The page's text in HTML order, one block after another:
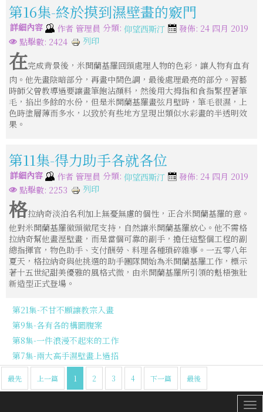
第16集-終於摸到濕壁畫的竅門
詳細內容 作者 管理員 分類: 仰望西斯汀
發佈: 24 四月 2019
點擊數: 2424
列印
在完成背景後，米開蘭基羅回頭處理人物的色彩，讓人物有血有
肉。他先畫陰暗部分，再畫中間色調，最後處理最亮的部分。習藝
時師父曾教導過要讓畫筆飽沾顏料，然後用大拇指和食指緊捏著筆
毛，掐出多餘的水份，但是米開蘭基羅畫弦月壁時，筆毛很濕，上
色時塗層薄而多水，以致於有些地方呈現出類似水彩畫的半透明效
果。
第11集-得力助手各就各位
詳細內容 作者 管理員 分類: 仰望西斯汀
發佈: 24 四月 2019
點擊數: 2253
列印
格拉納奇淡泊名利加上無憂無慮的個性，正合米開蘭基羅的意。
他對米開蘭基羅徹頭徹尾支持，自然讓米開蘭基羅放心。他不需格
拉納奇幫他畫溼壁畫，而是當個可靠的副手，擔任這整個工程的副
總指揮官，物色助手、支付酬勞、料理各種瑣碎雜事。一五零八年
夏天，格拉納奇與他挑選的助手團隊開始為米開蘭基羅工作，標示
著十五世紀甜美優雅的風格式微，由米開蘭基羅所引領的魁梧強壯
新造型正式登場。
第21集-不甘不願讓教宗入畫
第9集-各有各的構圖腹案
第8集-一件浪漫不起來的工作
第7集-兩大高手濕壁畫上過招
最先 上一篇 1 2 3 4 下一篇 最後